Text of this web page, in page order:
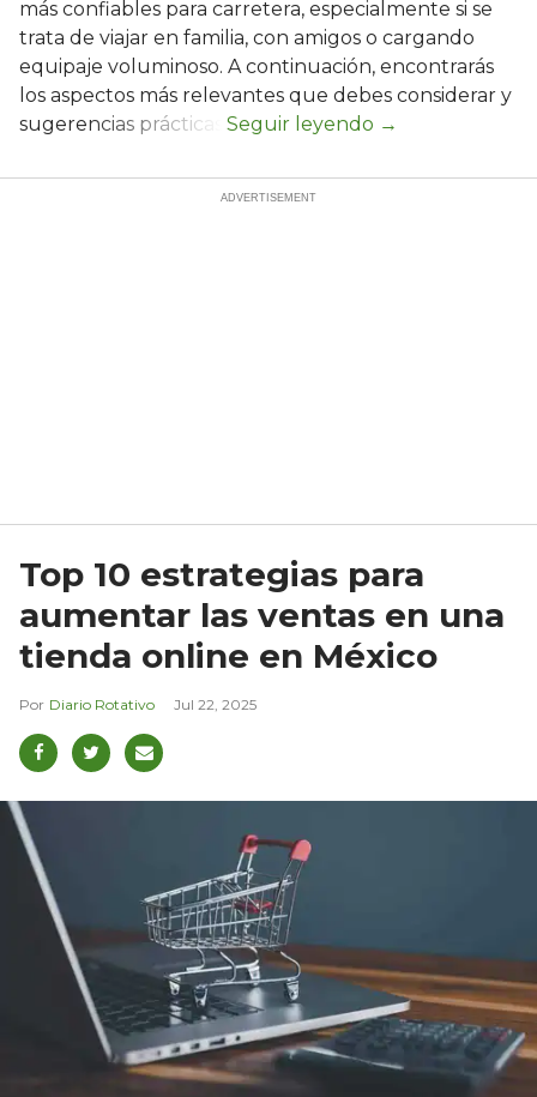
más confiables para carretera, especialmente si se
trata de viajar en familia, con amigos o cargando
equipaje voluminoso. A continuación, encontrarás
los aspectos más relevantes que debes considerar y
sugerencias prácticas.
Top 10 estrategias para
aumentar las ventas en una
tienda online en México
Diario Rotativo Jul 22, 2025